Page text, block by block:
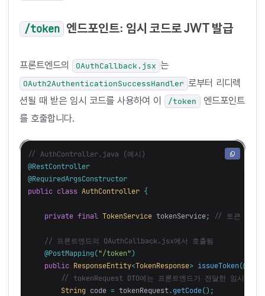
/token 엔드포인트: 임시 코드로 JWT 발급
프론트엔드의 OAuthCallback.jsx 는
OAuth2AuthenticationSuccessHandler 로부터 리디렉
션될 때 받은 임시 코드를 사용하여 이
/token 엔드포인트
를 호출합니다.
// AuthController.java (예시)
@RestController
@RequiredArgsConstructor
public class AuthController {
private final TokenService tokenService; // 토큰 관련
// 프론트엔드의 OAuthCallback.jsx에서 호출됨
@PostMapping("/token")
public ResponseEntity<TokenResponse> issueToken(
// tokenRequest DTO에는 프론트엔드가 전달한 임시
String code = tokenRequest.getCode();